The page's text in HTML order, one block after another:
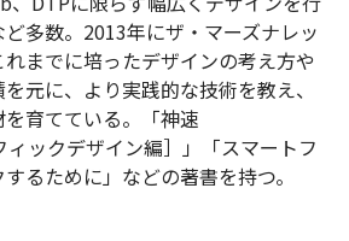
多数。2013年にザ・マーズナレッ
までに培ったデザインの考え方や
元に、より実践的な技術を教え、
育てている。「神速
ックデザイン編］」「スマートフ
るために」などの著書を持つ。